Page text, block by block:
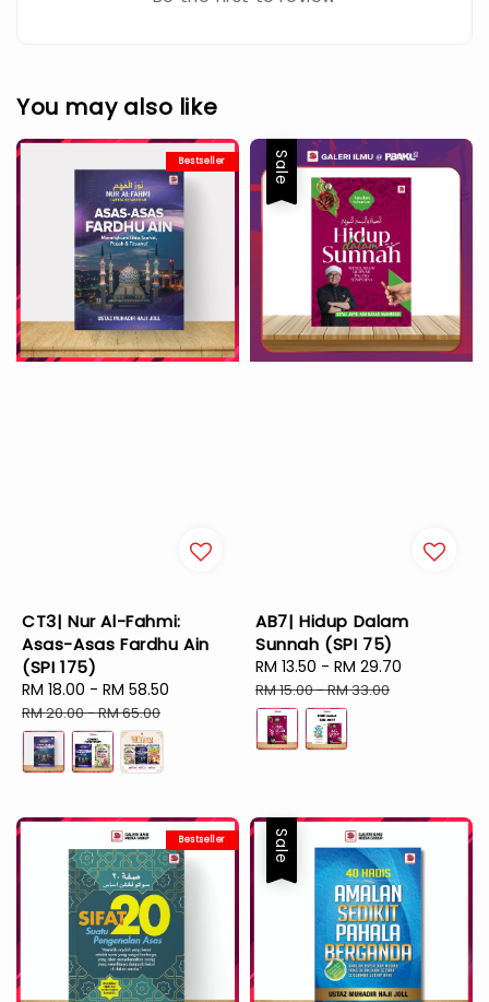
You may also like
Bestseller
CT3| Nur Al-Fahmi:
Asas-Asas Fardhu Ain
(SPI 175)
Sale
price
RM 18.00 - RM 58.50
RM 20.00-RM 65.00
Sale
AB7| Hidup Dalam
Sunnah (SPI 75)
Sale
price
RM 13.50 - RM 29.70
RM 15.00-RM 33.00
Bestseller Sale